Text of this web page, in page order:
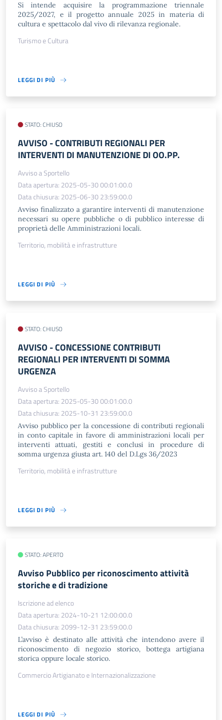
Si intende acquisire la programmazione triennale
2025/2027, e il progetto annuale 2025 in materia di
cultura e spettacolo dal vivo di rilevanza regionale.
Turismo e Cultura
LEGGI DI PIÙ
STATO: CHIUSO
AVVISO - CONTRIBUTI REGIONALI PER
INTERVENTI DI MANUTENZIONE DI OO.PP.
Avviso a Sportello
Data apertura: 2025-05-30 00:01:00.0
Data chiusura: 2025-06-30 23:59:00.0
Avviso finalizzato a garantire interventi di manutenzione
necessari su opere pubbliche o di pubblico interesse di
proprietà delle Amministrazioni locali.
Territorio, mobilità e infrastrutture
LEGGI DI PIÙ
STATO: CHIUSO
AVVISO​ - CONCESSIONE CONTRIBUTI
REGIONALI PER INTERVENTI DI SOMMA
URGENZA
Avviso a Sportello
Data apertura: 2025-05-30 00:01:00.0
Data chiusura: 2025-10-31 23:59:00.0
Avviso pubblico per la concessione di contributi regionali
in conto capitale in favore di amministrazioni locali per
interventi attuati, gestiti e conclusi in procedure di
somma urgenza giusta art. 140 del D.Lgs 36/2023
Territorio, mobilità e infrastrutture
LEGGI DI PIÙ
STATO: APERTO
Avviso Pubblico per riconoscimento attività
storiche e di tradizione
Iscrizione ad elenco
Data apertura: 2024-10-21 12:00:00.0
Data chiusura: 2099-12-31 23:59:00.0
L’avviso è destinato alle attività che intendono avere il
riconoscimento di negozio storico, bottega artigiana
storica oppure locale storico.
Commercio Artigianato e Internazionalizzazione
LEGGI DI PIÙ